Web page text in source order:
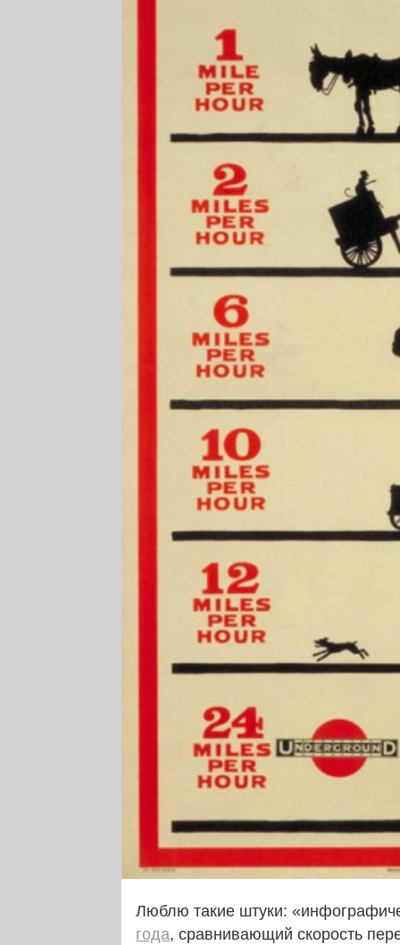
Люблю такие штуки:
года, сравнивающий скорость